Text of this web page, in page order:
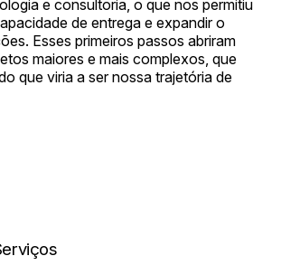
e consultoria, o que nos permitiu
de entrega e expandir o
Esses primeiros passos abriram
maiores e mais complexos, que
que viria a ser nossa trajetória de